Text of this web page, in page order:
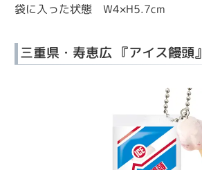
袋に入った状態 W4×H5.7cm
三重県・寿恵広 『アイス饅頭』